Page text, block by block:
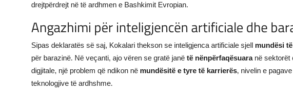
drejtpërdrejt në të ardhmen e Bashkimit Evropian.
Angazhimi për inteligjencën artificiale dhe
Sipas deklaratës së saj, Kokalari thekson se inteligjenca artificiale sjell mundësi
për barazinë. Në veçanti, ajo vëren se gratë janë të nënpërfaqësuaranë sektorët
digjitale, një problem që ndikon në mundësitë e tyre të karrierës, nivelin e
teknologjive të ardhshme.